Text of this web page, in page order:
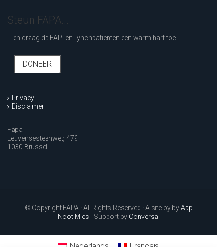
Steun FAPA...
... en draag de FAP- en Lynchpatiënten een warm hart toe.
DONEER
Privacy
Disclaimer
Fapa
Leuvensesteenweg 479
1030 Brussel
© Copyright FAPA · All Rights Reserved · A site by byAap
Noot Mies - Support by Conversal